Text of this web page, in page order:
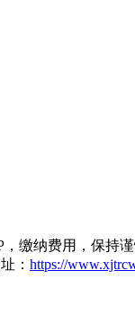
，缴纳费用，保持
： https://